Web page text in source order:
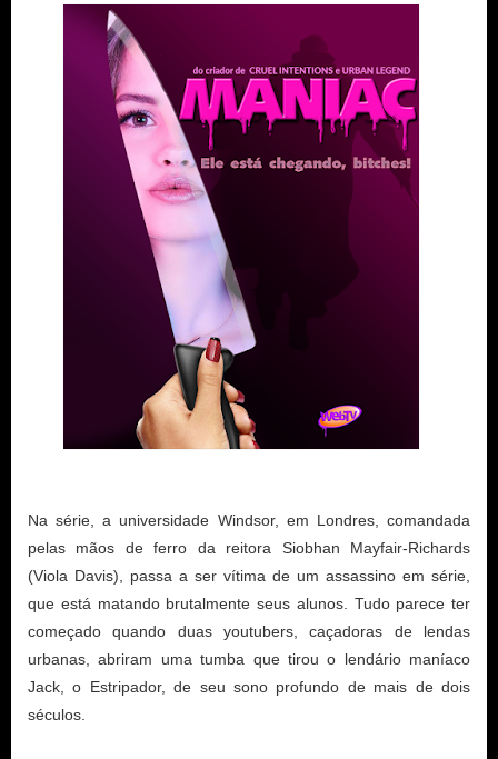
Na série, a universidade Windsor, em Londres, comandada
pelas mãos de ferro da reitora Siobhan Mayfair-Richards
(Viola Davis), passa a ser vítima de um assassino em série,
que está matando brutalmente seus alunos. Tudo parece ter
começado quando duas youtubers, caçadoras de lendas
urbanas, abriram uma tumba que tirou o lendário maníaco
Jack, o Estripador, de seu sono profundo de mais de dois
séculos.